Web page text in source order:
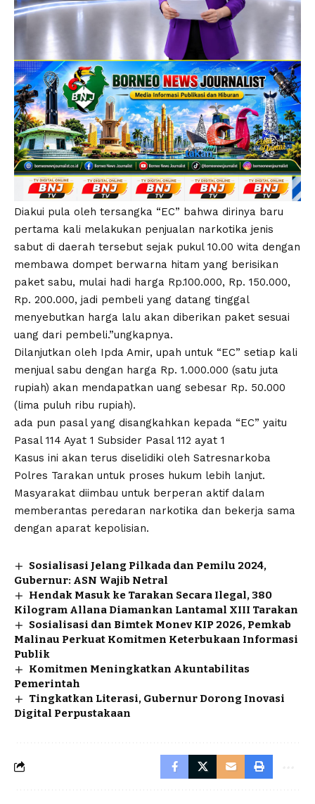
Diakui pula oleh tersangka “EC” bahwa dirinya baru
pertama kali melakukan penjualan narkotika jenis
sabut di daerah tersebut sejak pukul 10.00 wita dengan
membawa dompet berwarna hitam yang berisikan
paket sabu, mulai hadi harga Rp.100.000, Rp. 150.000,
Rp. 200.000, jadi pembeli yang datang tinggal
menyebutkan harga lalu akan diberikan paket sesuai
uang dari pembeli.”ungkapnya.
Dilanjutkan oleh Ipda Amir, upah untuk “EC” setiap kali
menjual sabu dengan harga Rp. 1.000.000 (satu juta
rupiah) akan mendapatkan uang sebesar Rp. 50.000
(lima puluh ribu rupiah).
ada pun pasal yang disangkahkan kepada “EC” yaitu
Pasal 114 Ayat 1 Subsider Pasal 112 ayat 1
Kasus ini akan terus diselidiki oleh Satresnarkoba
Polres Tarakan untuk proses hukum lebih lanjut.
Masyarakat diimbau untuk berperan aktif dalam
memberantas peredaran narkotika dan bekerja sama
dengan aparat kepolisian.
Sosialisasi Jelang Pilkada dan Pemilu 2024,
Gubernur: ASN Wajib Netral
Hendak Masuk ke Tarakan Secara Ilegal, 380
Kilogram Allana Diamankan Lantamal XIII Tarakan
Sosialisasi dan Bimtek Monev KIP 2026, Pemkab
Malinau Perkuat Komitmen Keterbukaan Informasi
Publik
Komitmen Meningkatkan Akuntabilitas
Pemerintah
Tingkatkan Literasi, Gubernur Dorong Inovasi
Digital Perpustakaan